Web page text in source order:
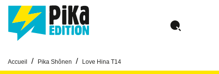
MENU RECHERCHE
PIED DE PAGE
Accueil / Pika Shônen / Love Hina T14